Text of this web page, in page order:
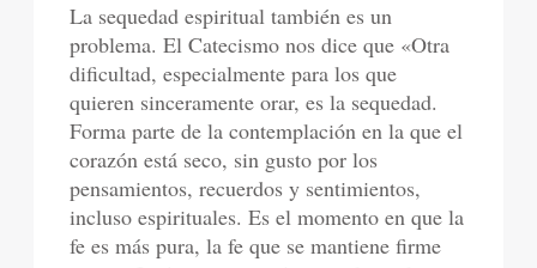
La sequedad espiritual también es un
problema. El Catecismo nos dice que «Otra
dificultad, especialmente para los que
quieren sinceramente orar, es la sequedad.
Forma parte de la contemplación en la que el
corazón está seco, sin gusto por los
pensamientos, recuerdos y sentimientos,
incluso espirituales. Es el momento en que la
fe es más pura, la fe que se mantiene firme